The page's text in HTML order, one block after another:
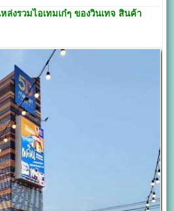
ล่งรวมไอเทมเก๋ๆ ของวินเทจ สินค้า